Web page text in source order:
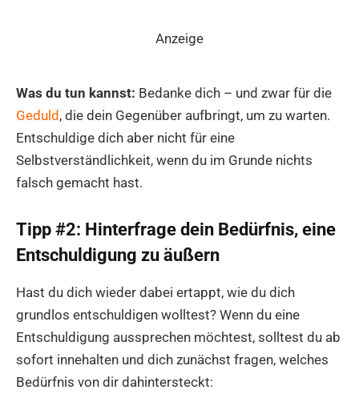
Anzeige
Was du tun kannst: Bedanke dich – und zwar für die
Geduld, die dein Gegenüber aufbringt, um zu warten.
Entschuldige dich aber nicht für eine
Selbstverständlichkeit, wenn du im Grunde nichts
falsch gemacht hast.
Tipp #2: Hinterfrage dein Bedürfnis, eine
Entschuldigung zu äußern
Hast du dich wieder dabei ertappt, wie du dich
grundlos entschuldigen wolltest? Wenn du eine
Entschuldigung aussprechen möchtest, solltest du ab
sofort innehalten und dich zunächst fragen, welches
Bedürfnis von dir dahintersteckt: